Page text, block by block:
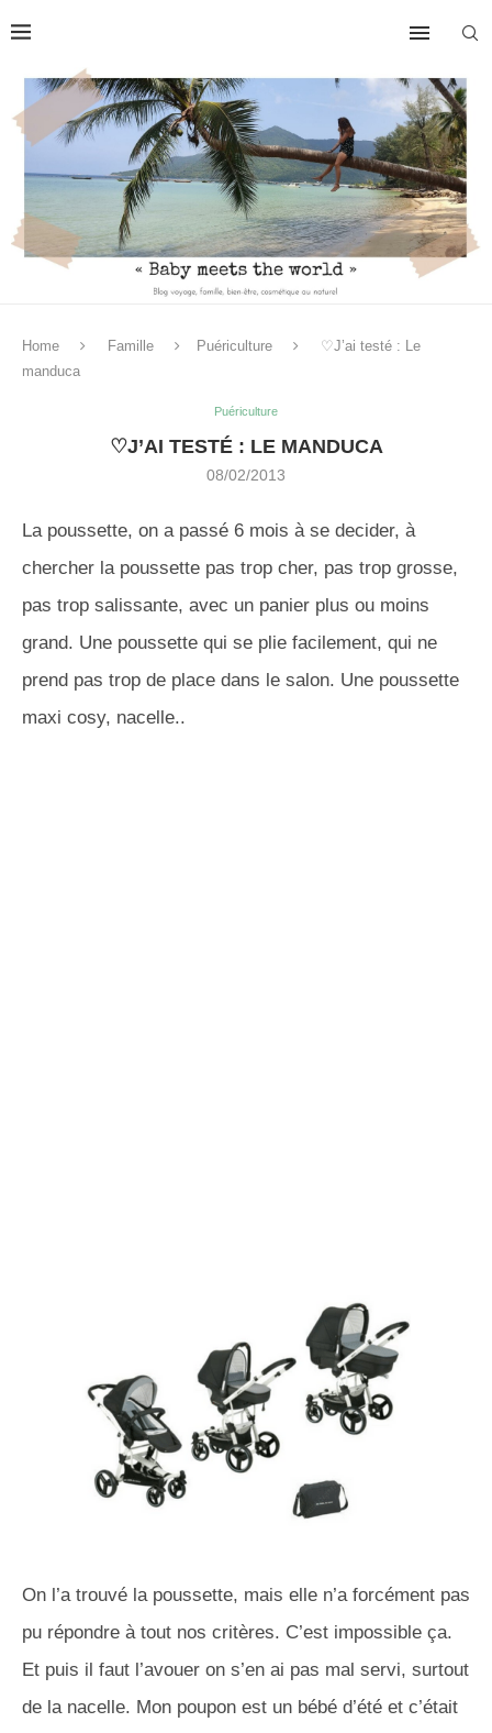
Home Famille Puériculture
♡J’ai testé : Le
manduca
Puériculture
♡J’AI TESTÉ : LE MANDUCA
08/02/2013
La poussette, on a passé 6 mois à se decider, à
chercher la poussette pas trop cher, pas trop grosse,
pas trop salissante, avec un panier plus ou moins
grand. Une poussette qui se plie facilement, qui ne
prend pas trop de place dans le salon. Une poussette
maxi cosy, nacelle..
On l’a trouvé la poussette, mais elle n’a forcément pas
pu répondre à tout nos critères. C’est impossible ça.
Et puis il faut l’avouer on s’en ai pas mal servi, surtout
de la nacelle. Mon poupon est un bébé d’été et c’était